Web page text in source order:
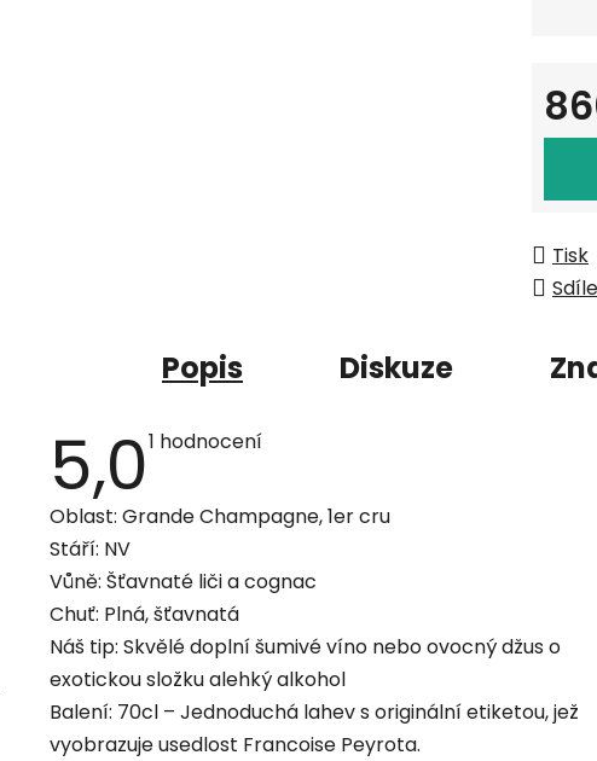
Tisk
Popis Diskuze
5,0Průměrné
5,0
hvězdiček.
1 hodnocení
Oblast: Grande Champagne, 1er cru
Stáří: NV
Vůně: Šťavnaté liči a cognac
Chuť: Plná, šťavnatá
Náš tip: Skvělé doplní šumivé víno nebo ovocný džus o
exotickou složku alehký alkohol
Balení: 70cl – Jednoduchá lahev s originální etiketou, jež
vyobrazuje usedlost Francoise Peyrota.